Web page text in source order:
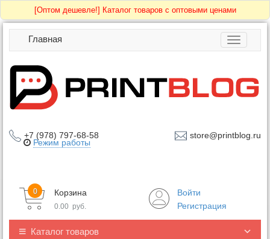
[Оптом дешевле!] Каталог товаров с оптовыми ценами
Toggle
Главная
+7 (978) 797-68-58 store@printblog.ru
Режим работы
Корзина
0
0.00 руб.
Войти
Регистрация
Каталог товаров